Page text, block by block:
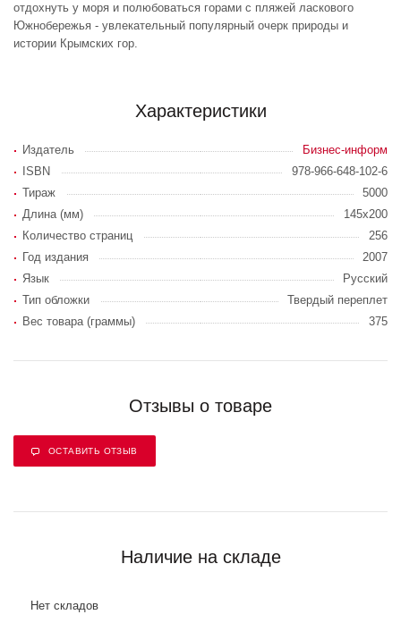
отдохнуть у моря и полюбоваться горами с пляжей ласкового
Южнобережья - увлекательный популярный очерк природы и
истории Крымских гор.
Характеристики
Издатель
Бизнес-информ
ISBN
978-966-648-102-6
Тираж
5000
Длина (мм)
145x200
Количество страниц
256
Год издания
2007
Язык
Русский
Тип обложки
Твердый переплет
Вес товара (граммы)
375
Отзывы о товаре
ОСТАВИТЬ ОТЗЫВ
Наличие на складе
Нет складов